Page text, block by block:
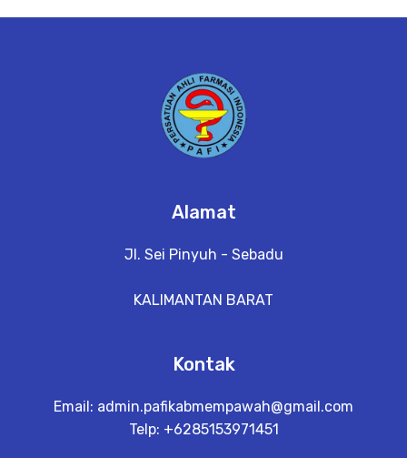
Alamat
Jl. Sei Pinyuh - Sebadu
KALIMANTAN BARAT
Kontak
Email: admin.pafikabmempawah@gmail.com
Telp: +6285153971451